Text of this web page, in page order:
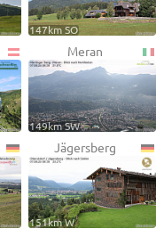
147km SO
Meran
149km SW
Jägersberg
151km W